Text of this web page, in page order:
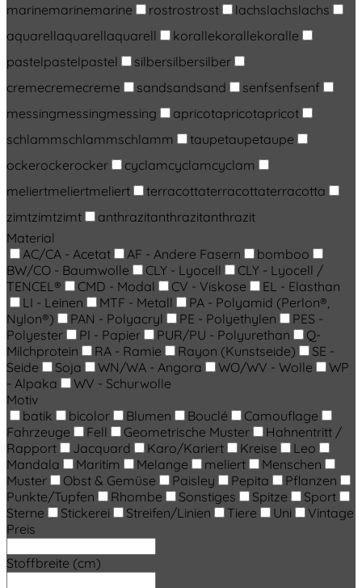
marinemarinemarine rostrostrost lachslachslachs
aquarellaquarellaquarell korallekorallekoralle
pastelpastelpastel silbersilbersilber
cremecremecreme sandsandsand senfsenfsenf
messingmessingmessing apricotapricotapricot
schlammschlammschlamm taupetaupetaupe
ockerockerocker cyclamcyclamcyclam
meliertmeliertmeliert terracottaterracottaterracotta
zimtzimtzimt anthrazitanthrazitanthrazit
Material
AC/CA - Acetat
AF - Andere Fasern
bomboo
BW/CO - Baumwolle
CLY - Lyocell
CLY - Lyocell /
TENCEL®
CMD - Modal CV - Viskose
EL - Elasthan
LI - Leinen
MTF - Metall
PA - Polyamid (Perlon®,
Nylon®)
PAN - Polyacryl PE - Polyethylen
PES -
Polyester
PI - Papier PUR/PU - Polyurethan
Q-
Milchprotein
RA - Ramie Rayon (Kunstseide)
SE -
Seide
Soja WN/WA - Angora WO/WV - Wolle
WP
- Alpaka
WV - Schurwolle
Motiv
batik
bicolor Blumen Bouclé
Camouflage
Fahrzeuge
Fell Geometrische Muster
Hahnentritt /
Rapport
Jacquard Karo/Kariert Kreise
Leo
Mandala
Maritim Melange meliert
Menschen
Muster
Obst & Gemüse Paisley Pepita
Pflanzen
Punkte/Tupfen
Rhombe Sonstiges Spitze
Sport
Sterne
Stickerei Streifen/Linien Tiere Uni
Vintage
Preis
Stoffbreite (cm)